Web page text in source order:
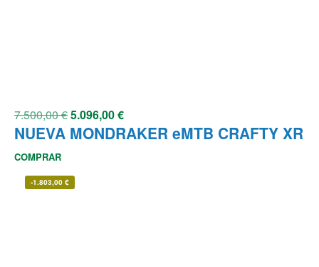
7.500,00€5.096,00€
NUEVA MONDRAKER eMTB CRAFTY XR
COMPRAR
-1.803,00 €